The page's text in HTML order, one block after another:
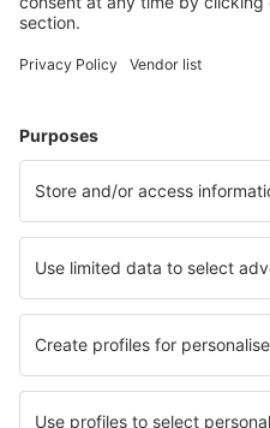
Cazarea preferată
apartamente și altele.
Cele mai căutate
Hoteluri în Honduras - Orașe
Hoteluri în Tegucigalpa
Hoteluri în San Pedro Sula
Hoteluri în Santa Rosa Copan